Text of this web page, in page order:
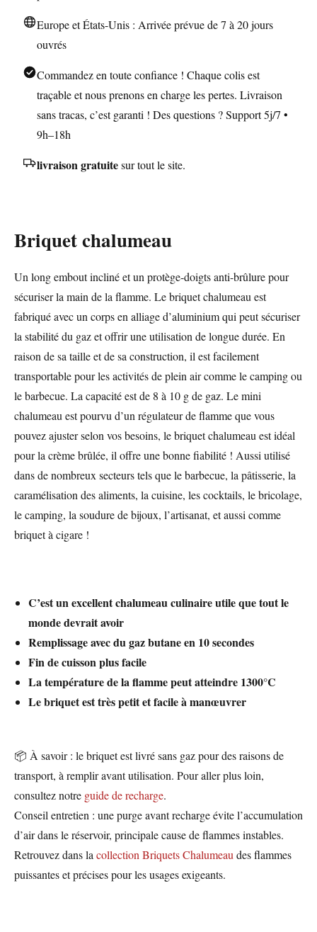
Europe et États-Unis : Arrivée prévue de 7 à 20 jours
ouvrés
Commandez en toute confiance ! Chaque colis est
traçable et nous prenons en charge les pertes. Livraison
sans tracas, c’est garanti ! Des questions ? Support 5j/7 •
9h–18h
livraison gratuitesur tout le site.
Briquet chalumeau
Un long embout incliné et un protège-doigts anti-brûlure pour
sécuriser la main de la flamme. Le briquet chalumeau est
fabriqué avec un corps en alliage d’aluminium qui peut sécuriser
la stabilité du gaz et offrir une utilisation de longue durée. En
raison de sa taille et de sa construction, il est facilement
transportable pour les activités de plein air comme le camping ou
le barbecue. La capacité est de 8 à 10 g de gaz. Le mini
chalumeau est pourvu d’un régulateur de flamme que vous
pouvez ajuster selon vos besoins, le briquet chalumeau est idéal
pour la crème brûlée, il offre une bonne fiabilité ! Aussi utilisé
dans de nombreux secteurs tels que le barbecue, la pâtisserie, la
caramélisation des aliments, la cuisine, les cocktails, le bricolage,
le camping, la soudure de bijoux, l’artisanat, et aussi comme
briquet à cigare !
C’est un excellent chalumeau culinaire utile que tout le
monde devrait avoir
Remplissage avec du gaz butane en 10 secondes
Fin de cuisson plus facile
La température de la flamme peut atteindre 1300°C
Le briquet est très petit et facile à manœuvrer
📦 À savoir : le briquet est livré sans gaz pour des raisons de
transport, à remplir avant utilisation. Pour aller plus loin,
consultez notre guide de recharge.
Conseil entretien : une purge avant recharge évite l’accumulation
d’air dans le réservoir, principale cause de flammes instables.
Retrouvez dans la collection Briquets Chalumeau des flammes
puissantes et précises pour les usages exigeants.